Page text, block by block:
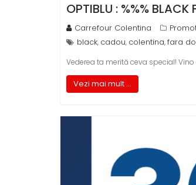
OPTIBLU : %%% BLACK
Carrefour Colentina
black, cadou, colentina,fara
Vederea ta merită ceva special!
Vezi mai mult ...